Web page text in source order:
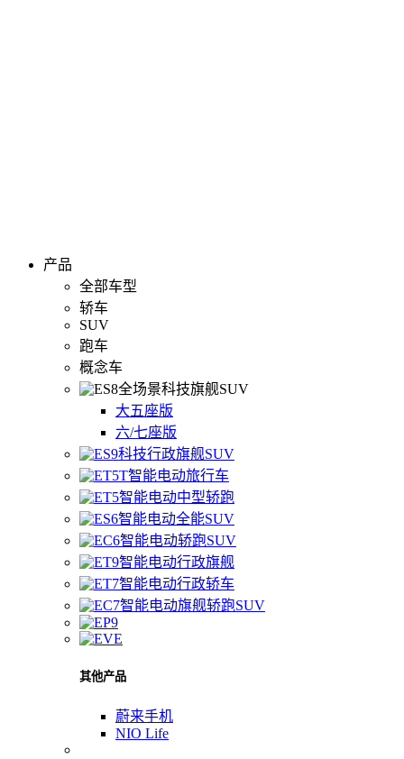
产品
全部车型
轿车
SUV
跑车
概念车
全场景科技旗舰SUV
大五座版
六/七座版
科技行政旗舰SUV
智能电动旅行车
智能电动中型轿跑
智能电动全能SUV
智能电动轿跑SUV
智能电动行政旗舰
智能电动行政轿车
智能电动旗舰轿跑SUV
其他产品
蔚来手机
NIO Life